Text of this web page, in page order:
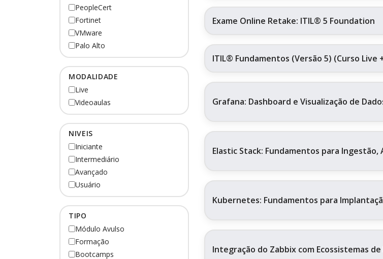
PeopleCert
Fortinet
VMware
Palo Alto
MODALIDADE
Live
Videoaulas
NIVEIS
Iniciante
Intermediário
Avançado
Usuário
TIPO
Módulo Avulso
Formação
Bootcamps
Exame Online Retake: ITIL® 5 Foundation
ITIL® Fundamentos (Versão 5) (Curso Live
Grafana: Dashboard e Visualização de
Elastic Stack: Fundamentos para Ingestão,
Kubernetes: Fundamentos para
Integração do Zabbix com Ecossistemas